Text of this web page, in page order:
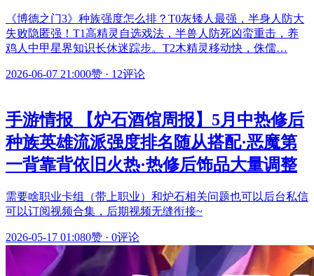
《博德之门3》种族强度怎么排？T0灰矮人最强，半身人防大
失败隐匿强！T1高精灵自选戏法，半兽人防死凶蛮重击，养
鸡人中甲星界知识长休迷踪步。T2木精灵移动快，侏儒…
2026-06-07 21:000赞 · 12评论
手游情报 【炉石酒馆周报】5月中热修后
种族英雄流派强度排名随从搭配·恶魔第
一背靠背依旧火热·热修后饰品大量调整
需要啥职业卡组（带上职业）和炉石相关问题也可以后台私信
可以订阅视频合集，后期视频无缝衔接~
2026-05-17 01:080赞 · 0评论